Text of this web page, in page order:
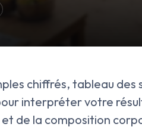
chiffrés, tableau des
interpréter votre
de la composition